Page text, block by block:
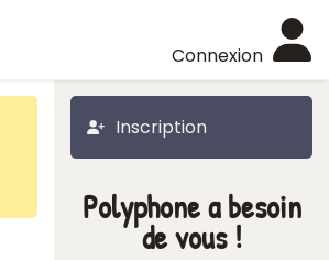
Connexion
Inscription
Polyphone a besoin
de vous !